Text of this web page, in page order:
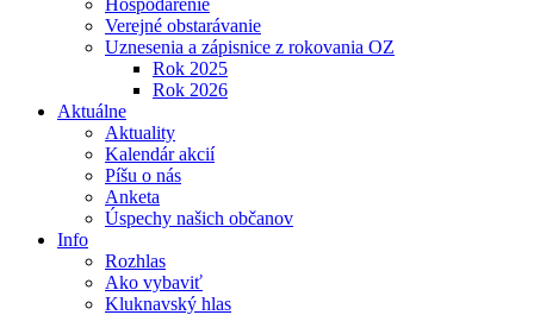
Hospodárenie
Verejné obstarávanie
Uznesenia a zápisnice z rokovania OZ
Rok 2025
Rok 2026
Aktuálne
Aktuality
Kalendár akcií
Píšu o nás
Anketa
Úspechy našich občanov
Info
Rozhlas
Ako vybaviť
Kluknavský hlas